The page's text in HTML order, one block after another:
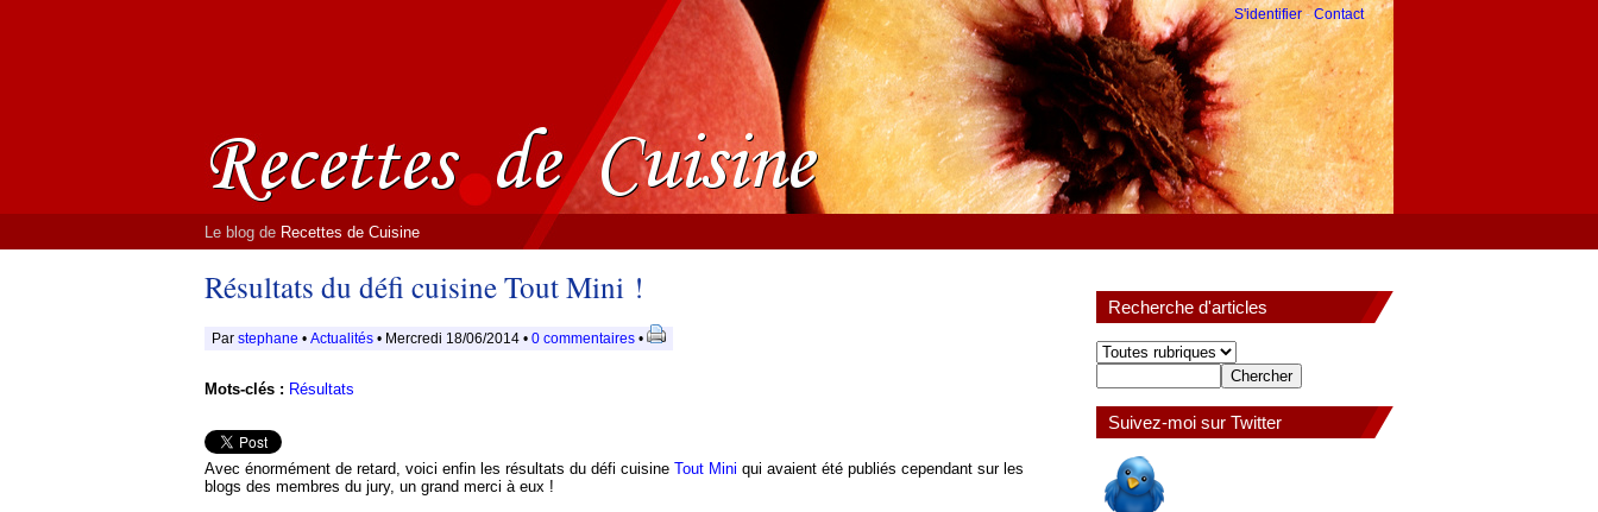
S'identifier -Contact
Le blog de Recettes de Cuisine
Résultats du défi cuisine Tout Mini !
Par stephane • Actualités • Mercredi 18/06/2014 • 0 commentaires •
Mots-clés : Résultats
Avec énormément de retard, voici enfin les résultats du défi cuisine Tout Mini qui avaient été publiés cependant sur les
blogs des membres du jury, un grand merci à eux !
Recherche d'articles
Suivez-moi sur Twitter